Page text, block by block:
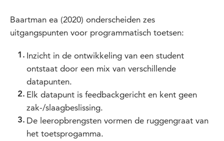
Baartman ea (2020) onderscheiden zes
uitgangspunten voor programmatisch toetsen:
Inzicht in de ontwikkeling van een student
ontstaat door een mix van verschillende
datapunten.
Elk datapunt is feedbackgericht en kent geen
zak-/slaagbeslissing.
De leeropbrengsten vormen de ruggengraat van
het toetsprogamma.